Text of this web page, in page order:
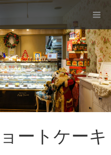
ートケーキ